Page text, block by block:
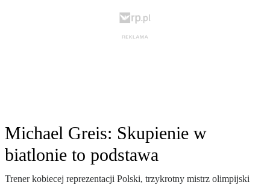
Michael Greis: Skupienie w
biatlonie to podstawa
Trener kobiecej reprezentacji Polski, trzykrotny mistrz olimpijski